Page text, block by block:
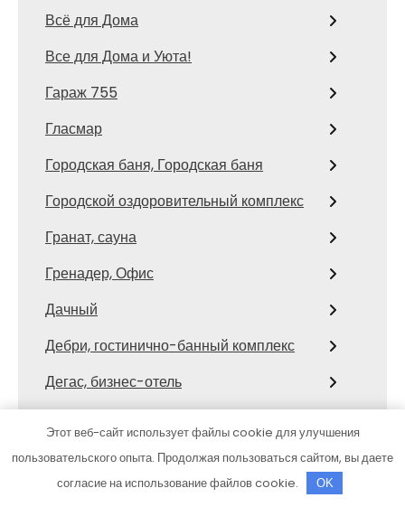
Всё для Дома
Все для Дома и Уюта!
Гараж 755
Гласмар
Городская баня, Городская баня
Городской оздоровительный комплекс
Гранат, сауна
Гренадер, Офис
Дачный
Дебри, гостинично-банный комплекс
Дегас, бизнес-отель
Детейлинговый центр, Детейлинговый
центр
Этот веб-сайт использует файлы cookie для улучшения
пользовательского опыта. Продолжая пользоваться сайтом, вы даете
согласие на использование файлов cookie.
OK